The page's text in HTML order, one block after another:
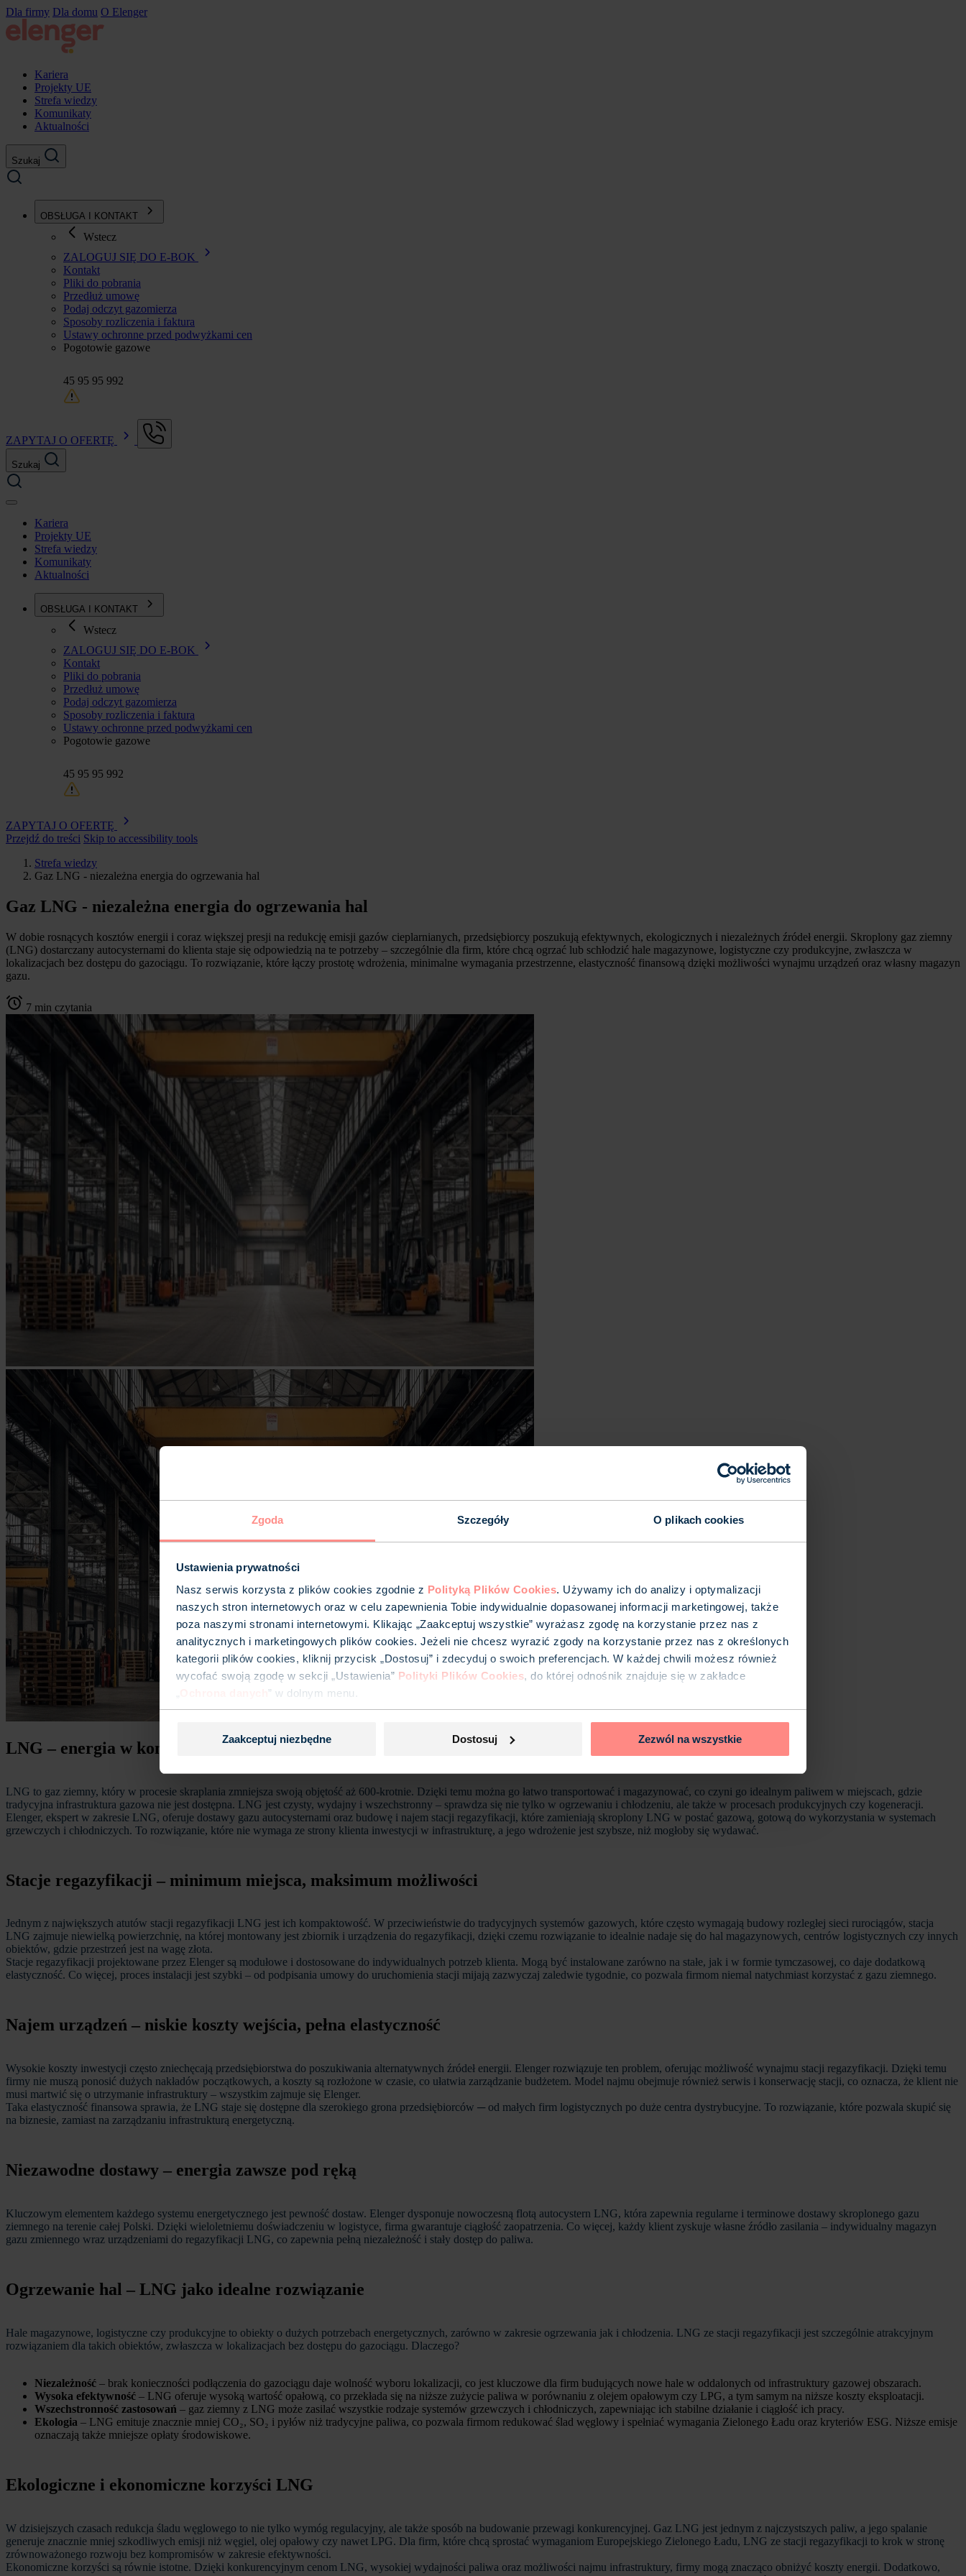
Zgoda Szczegóły O plikach cookies
Ustawienia prywatności
Nasz serwis korzysta z plików cookies zgodnie z Polityką Plików Cookies. Używamy ich do analizy i optymalizacji
naszych stron internetowych oraz w celu zapewnienia Tobie indywidualnie dopasowanej informacji marketingowej, także
poza naszymi stronami internetowymi. Klikając „Zaakceptuj wszystkie” wyrażasz zgodę na korzystanie przez nas z
analitycznych i marketingowych plików cookies. Jeżeli nie chcesz wyrazić zgody na korzystanie przez nas z określonych
kategorii plików cookies, kliknij przycisk „Dostosuj” i zdecyduj o swoich preferencjach. W każdej chwili możesz również
wycofać swoją zgodę w sekcji „Ustawienia” Polityki Plików Cookies, do której odnośnik znajduje się w zakładce
„
” w dolnym menu.
Zaakceptuj niezbędne Dostosuj Zezwól na wszystkie
Przejdź
do
treści
Dla firmy Dla domu O Elenger
Kariera
Projekty UE
Strefa wiedzy
Komunikaty
Aktualności
Szukaj
OBSŁUGA I KONTAKT
Wstecz
ZALOGUJ SIĘ DO E-BOK
Kontakt
Pliki do pobrania
Przedłuż umowę
Podaj odczyt gazomierza
Sposoby rozliczenia i faktura
Ustawy ochronne przed podwyżkami cen
Pogotowie gazowe
45 95 95 992
ZAPYTAJ O OFERTĘ
Szukaj
Kariera
Projekty UE
Strefa wiedzy
Komunikaty
Aktualności
OBSŁUGA I KONTAKT
Wstecz
ZALOGUJ SIĘ DO E-BOK
Kontakt
Pliki do pobrania
Przedłuż umowę
Podaj odczyt gazomierza
Sposoby rozliczenia i faktura
Ustawy ochronne przed podwyżkami cen
Pogotowie gazowe
45 95 95 992
ZAPYTAJ O OFERTĘ
Przejdź do treści Skip to accessibility tools
Ścieżka
nawigacyjna
Strefa wiedzy
Gaz LNG - niezależna energia do ogrzewania hal
Gaz LNG - niezależna energia do ogrzewania hal
W dobie rosnących kosztów energii i coraz większej presji na redukcję emisji gazów cieplarnianych, przedsiębiorcy poszukują efektywnych, ekologicznych i niezależnych źródeł energii. Skroplony gaz ziemny
(LNG) dostarczany autocysternami do klienta staje się odpowiedzią na te potrzeby – szczególnie dla firm, które chcą ogrzać lub schłodzić hale magazynowe, logistyczne czy produkcyjne, zwłaszcza w
lokalizacjach bez dostępu do gazociągu. To rozwiązanie, które łączy prostotę wdrożenia, minimalne wymagania przestrzenne, elastyczność finansową dzięki możliwości wynajmu urządzeń oraz własny magazyn
gazu.
7 min czytania
LNG – energia w kompaktowej formie
LNG to gaz ziemny, który w procesie skraplania zmniejsza swoją objętość aż 600-krotnie. Dzięki temu można go łatwo transportować i magazynować, co czyni go idealnym paliwem w miejscach, gdzie
tradycyjna infrastruktura gazowa nie jest dostępna. LNG jest czysty, wydajny i wszechstronny – sprawdza się nie tylko w ogrzewaniu i chłodzeniu, ale także w procesach produkcyjnych czy kogeneracji.
Elenger, ekspert w zakresie LNG, oferuje dostawy gazu autocysternami oraz budowę i najem stacji regazyfikacji, które zamieniają skroplony LNG w postać gazową, gotową do wykorzystania w systemach
grzewczych i chłodniczych. To rozwiązanie, które nie wymaga ze strony klienta inwestycji w infrastrukturę, a jego wdrożenie jest szybsze, niż mogłoby się wydawać.
Stacje regazyfikacji – minimum miejsca, maksimum możliwości
Jednym z największych atutów stacji regazyfikacji LNG jest ich kompaktowość. W przeciwieństwie do tradycyjnych systemów gazowych, które często wymagają budowy rozległej sieci rurociągów, stacja
LNG zajmuje niewielką powierzchnię, na której montowany jest zbiornik i urządzenia do regazyfikacji, dzięki czemu rozwiązanie to idealnie nadaje się do hal magazynowych, centrów logistycznych czy innych
obiektów, gdzie przestrzeń jest na wagę złota.
Stacje regazyfikacji projektowane przez Elenger są modułowe i dostosowane do indywidualnych potrzeb klienta. Mogą być instalowane zarówno na stałe, jak i w formie tymczasowej, co daje dodatkową
elastyczność. Co więcej, proces instalacji jest szybki – od podpisania umowy do uruchomienia stacji mijają zazwyczaj zaledwie tygodnie, co pozwala firmom niemal natychmiast korzystać z gazu ziemnego.
Najem urządzeń – niskie koszty wejścia, pełna elastyczność
Wysokie koszty inwestycji często zniechęcają przedsiębiorstwa do poszukiwania alternatywnych źródeł energii. Elenger rozwiązuje ten problem, oferując możliwość wynajmu stacji regazyfikacji. Dzięki temu
firmy nie muszą ponosić dużych nakładów początkowych, a koszty są rozłożone w czasie, co ułatwia zarządzanie budżetem. Model najmu obejmuje również serwis i konserwację stacji, co oznacza, że klient nie
musi martwić się o utrzymanie infrastruktury – wszystkim zajmuje się Elenger.
Taka elastyczność finansowa sprawia, że LNG staje się dostępne dla szerokiego grona przedsiębiorców ─ od małych firm logistycznych po duże centra dystrybucyjne. To rozwiązanie, które pozwala skupić się
na biznesie, zamiast na zarządzaniu infrastrukturą energetyczną.
Niezawodne dostawy – energia zawsze pod ręką
Kluczowym elementem każdego systemu energetycznego jest pewność dostaw. Elenger dysponuje nowoczesną flotą autocystern LNG, która zapewnia regularne i terminowe dostawy skroplonego gazu
ziemnego na terenie całej Polski. Dzięki wieloletniemu doświadczeniu w logistyce, firma gwarantuje ciągłość zaopatrzenia. Co więcej, każdy klient zyskuje własne źródło zasilania – indywidualny magazyn
gazu zmiennego wraz urządzeniami do regazyfikacji LNG, co zapewnia pełną niezależność i stały dostęp do paliwa.
Ogrzewanie hal – LNG jako idealne rozwiązanie
Hale magazynowe, logistyczne czy produkcyjne to obiekty o dużych potrzebach energetycznych, zarówno w zakresie ogrzewania jak i chłodzenia. LNG ze stacji regazyfikacji jest szczególnie atrakcyjnym
rozwiązaniem dla takich obiektów, zwłaszcza w lokalizacjach bez dostępu do gazociągu. Dlaczego?
Niezależność – brak konieczności podłączenia do gazociągu daje wolność wyboru lokalizacji, co jest kluczowe dla firm budujących nowe hale w oddalonych od infrastruktury gazowej obszarach.
Wysoka efektywność – LNG oferuje wysoką wartość opałową, co przekłada się na niższe zużycie paliwa w porównaniu z olejem opałowym czy LPG, a tym samym na niższe koszty eksploatacji.
Wszechstronność zastosowań – gaz ziemny z LNG może zasilać wszystkie rodzaje systemów grzewczych i chłodniczych, zapewniając ich stabilne działanie i ciągłość ich pracy.
Ekologia – LNG emituje znacznie mniej CO₂, SO₂ i pyłów niż tradycyjne paliwa, co pozwala firmom redukować ślad węglowy i spełniać wymagania Zielonego Ładu oraz kryteriów ESG. Niższe emisje
oznaczają także mniejsze opłaty środowiskowe.
Ekologiczne i ekonomiczne korzyści LNG
W dzisiejszych czasach redukcja śladu węglowego to nie tylko wymóg regulacyjny, ale także sposób na budowanie przewagi konkurencyjnej. Gaz LNG jest jednym z najczystszych paliw, a jego spalanie
generuje znacznie mniej szkodliwych emisji niż węgiel, olej opałowy czy nawet LPG. Dla firm, które chcą sprostać wymaganiom Europejskiego Zielonego Ładu, LNG ze stacji regazyfikacji to krok w stronę
zrównoważonego rozwoju bez kompromisów w zakresie efektywności.
Ekonomiczne korzyści są równie istotne. Dzięki konkurencyjnym cenom LNG, wysokiej wydajności paliwa oraz możliwości najmu infrastruktury, firmy mogą znacząco obniżyć koszty energii. Dodatkowo,